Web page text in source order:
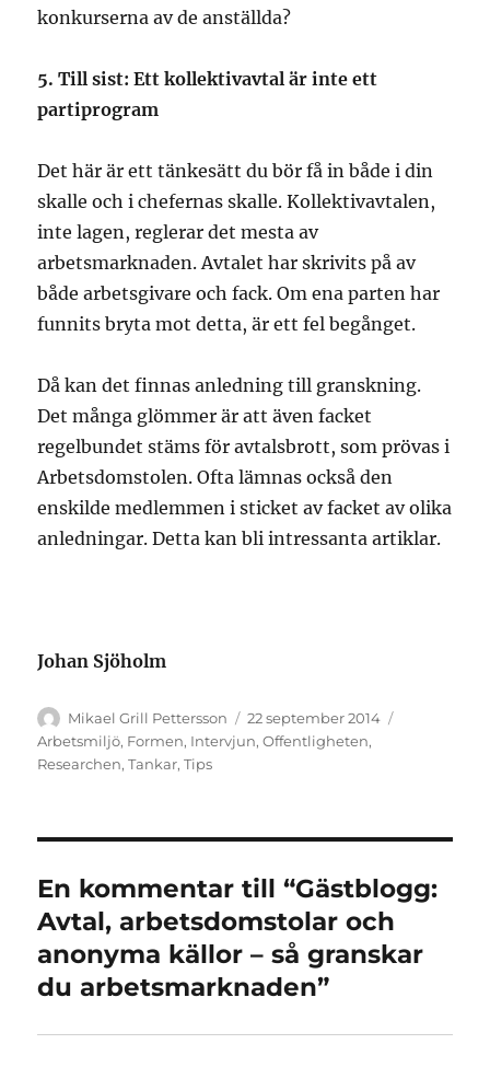
konkurserna av de anställda?
5. Till sist: Ett kollektivavtal är inte ett
partiprogram
Det här är ett tänkesätt du bör få in både i din
skalle och i chefernas skalle. Kollektivavtalen,
inte lagen, reglerar det mesta av
arbetsmarknaden. Avtalet har skrivits på av
både arbetsgivare och fack. Om ena parten har
funnits bryta mot detta, är ett fel begånget.
Då kan det finnas anledning till granskning.
Det många glömmer är att även facket
regelbundet stäms för avtalsbrott, som prövas i
Arbetsdomstolen. Ofta lämnas också den
enskilde medlemmen i sticket av facket av olika
anledningar. Detta kan bli intressanta artiklar.
Johan Sjöholm
Författare
Mikael Grill Pettersson
Publicerat
den
22 september 2014
Arbetsmiljö, Formen, Intervjun,Offentligheten,
Researchen,Tankar,Tips
En kommentar till “Gästblogg:
Avtal, arbetsdomstolar och
anonyma källor – så granskar
du arbetsmarknaden”